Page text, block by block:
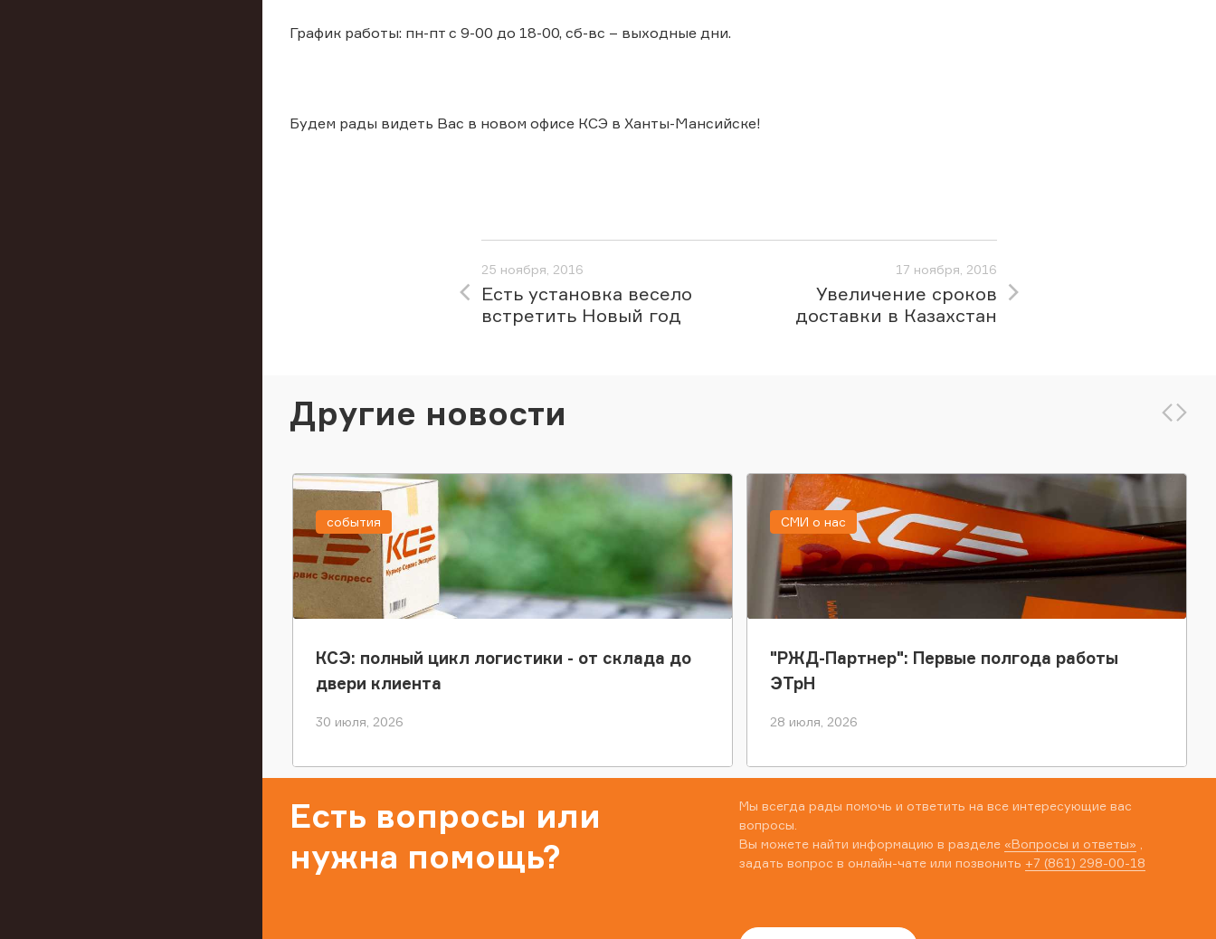
График работы: пн-пт с 9-00 до 18-00, сб-вс – выходные дни.
Будем рады видеть Вас в новом офисе КСЭ в Ханты-Мансийске!
25 ноября, 2016
Есть установка весело
встретить Новый год
17 ноября, 2016
Увеличение сроков
доставки в Казахстан
Другие новости
КСЭ: полный цикл логистики - от склада до
двери клиента
30 июля, 2026
события
"РЖД-Партнер": Первые полгода работы
ЭТрН
28 июля, 2026
СМИ о нас
Есть вопросы или
нужна помощь?
Мы всегда рады помочь и ответить на все интересующие вас
вопросы.
Вы можете найти информацию в разделе «Вопросы и ответы»
задать вопрос в онлайн-чате или позвонить +7 (861) 298-00-18